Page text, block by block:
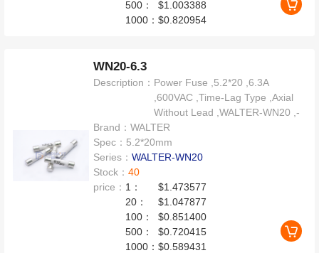
500：
$1.003388
1000：$0.820954
WN20-6.3
Description： Power Fuse ,5.2*20 ,6.3A
,600VAC ,Time-Lag Type ,Axial
Without Lead ,WALTER-WN20 ,-
Brand：WALTER
Spec： 5.2*20mm
Series：WALTER-WN20
Stock：40
price： 1：
$1.473577
20：
$1.047877
100：
$0.851400
500：
$0.720415
1000：$0.589431